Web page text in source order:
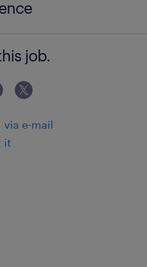
けます！ ・製造業の経験あ
job.
via e-mail
it